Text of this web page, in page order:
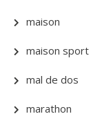
maison
maison sport
mal de dos
marathon